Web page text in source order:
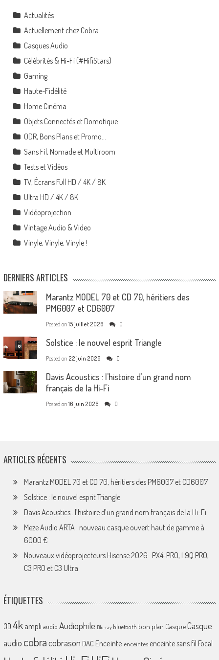
Actualités
Actuellement chez Cobra
Casques Audio
Célébrités & Hi-Fi (#HifiStars)
Gaming
Haute-Fidélité
Home Cinéma
Objets Connectés et Domotique
ODR, Bons Plans et Promo…
Sans Fil, Nomade et Multiroom
Tests et Vidéos
TV, Écrans Full HD / 4K / 8K
Ultra HD / 4K / 8K
Vidéoprojection
Vintage Audio & Video
Vinyle, Vinyle, Vinyle !
DERNIERS ARTICLES
Marantz MODEL 70 et CD 70, héritiers des
PM6007 et CD6007
Posted on 15 juillet 2026 0
Solstice : le nouvel esprit Triangle
Posted on 22 juin 2026 0
Davis Acoustics : l’histoire d’un grand nom
français de la Hi-Fi
Posted on 16 juin 2026 0
ARTICLES RÉCENTS
Marantz MODEL 70 et CD 70, héritiers des PM6007 et CD6007
Solstice : le nouvel esprit Triangle
Davis Acoustics : l’histoire d’un grand nom français de la Hi-Fi
Meze Audio ARTA : nouveau casque ouvert haut de gamme à
6000 €
Nouveaux vidéoprojecteurs Hisense 2026 : PX4-PRO, L9Q PRO,
C3 PRO et C3 Ultra
ÉTIQUETTES
3D 4k ampliaudio Audiophile Blu-ray bluetooth bon plan CasqueCasque
audio cobracobrason DAC Enceinte enceintes enceinte sans fil Focal